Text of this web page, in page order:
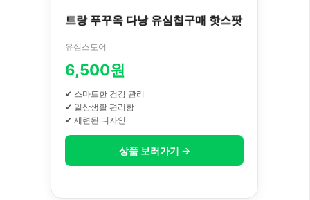
트랑 푸꾸옥 다낭 유심칩구매 핫스팟
유심스토어
6,500원
✔ 스마트한 건강 관리
✔ 일상생활 편리함
✔ 세련된 디자인
상품 보러가기 →